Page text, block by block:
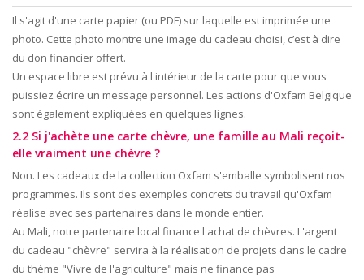
Il s'agit d'une carte papier (ou PDF) sur laquelle est imprimée une
photo. Cette photo montre une image du cadeau choisi, c’est à dire
du don financier offert.
Un espace libre est prévu à l'intérieur de la carte pour que vous
puissiez écrire un message personnel. Les actions d'Oxfam Belgique
sont également expliquées en quelques lignes.
2.2 Si j'achète une carte chèvre, une famille au Mali reçoit-
elle vraiment une chèvre ?
Non. Les cadeaux de la collection Oxfam s'emballe symbolisent nos
programmes. Ils sont des exemples concrets du travail qu'Oxfam
réalise avec ses partenaires dans le monde entier.
Au Mali, notre partenaire local finance l'achat de chèvres. L'argent
du cadeau "chèvre" servira à la réalisation de projets dans le cadre
du thème "Vivre de l'agriculture" mais ne finance pas